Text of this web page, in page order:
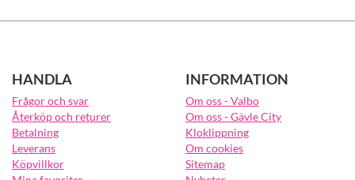
HANDLA
Frågor och svar
Återköp och returer
Betalning
Leverans
Köpvillkor
INFORMATION
Om oss - Valbo
Om oss - Gävle City
Kloklippning
Om cookies
Sitemap